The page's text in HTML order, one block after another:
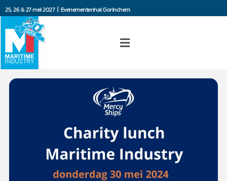
25, 26 & 27 mei 2027 | Evenementenhal Gorinchem